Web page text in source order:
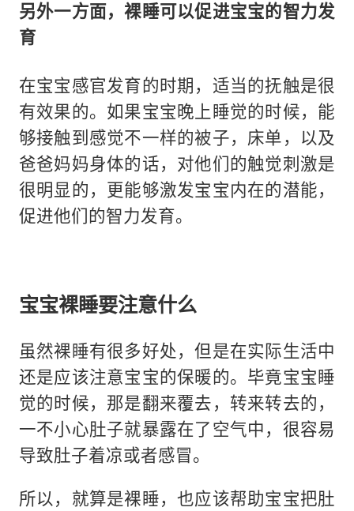
另外一方面，裸睡可以促进宝宝的智力发
育
在宝宝感官发育的时期，适当的抚触是很
有效果的。如果宝宝晚上睡觉的时候，能
够接触到感觉不一样的被子，床单，以及
爸爸妈妈身体的话，对他们的触觉刺激是
很明显的，更能够激发宝宝内在的潜能，
促进他们的智力发育。
宝宝裸睡要注意什么
虽然裸睡有很多好处，但是在实际生活中
还是应该注意宝宝的保暖的。毕竟宝宝睡
觉的时候，那是翻来覆去，转来转去的，
一不小心肚子就暴露在了空气中，很容易
导致肚子着凉或者感冒。
所以，就算是裸睡，也应该帮助宝宝把肚